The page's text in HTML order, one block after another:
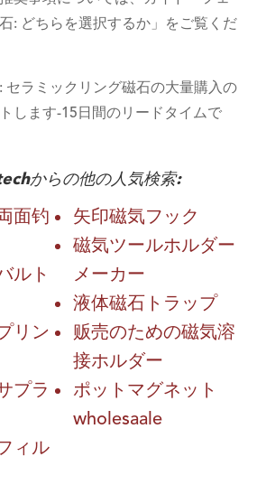
: どちらを選択するか」をご覧くだ
セラミックリング磁石の大量購入の
します-15日間のリードタイムで
からの他の人気検索:
面钓
ルト
リン
プラ
ィル
矢印磁気フック
磁気ツールホルダー
メーカー
液体磁石トラップ
贩売のための磁気溶
接ホルダー
ポットマグネット
wholesaale